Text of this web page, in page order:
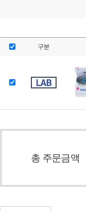
구분
총 주문금액